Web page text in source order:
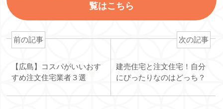
覧はこちら
前の記事
【広島】コスパがいいおす
すめ注文住宅業者３選
次の記事
建売住宅と注文住宅！自分
にぴったりなのはどっち？